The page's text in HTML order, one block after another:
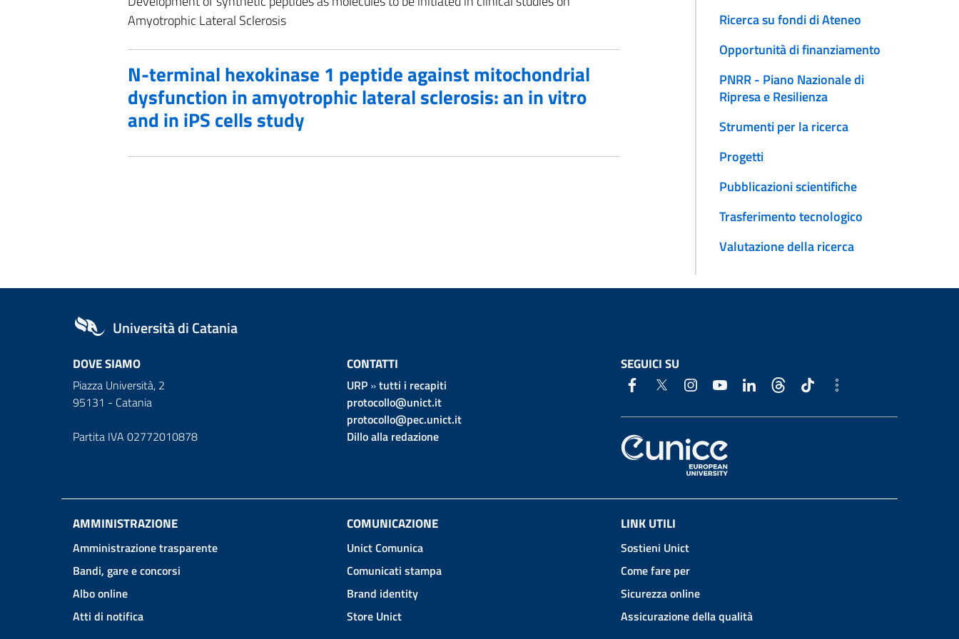
Amyotrophic Lateral Sclerosis
N-terminal hexokinase 1 peptide against mitochondrial
dysfunction in amyotrophic lateral sclerosis: an in vitro
and in iPS cells study
Ricerca su fondi di Ateneo
Opportunità di finanziamento
PNRR - Piano Nazionale di
Ripresa e Resilienza
Strumenti per la ricerca
Progetti
Pubblicazioni scientifiche
Trasferimento tecnologico
Valutazione della ricerca
Università di Catania
DOVE SIAMO
Piazza Università, 2
95131 - Catania
Partita IVA 02772010878
CONTATTI
URP»tutti i recapiti
protocollo@unict.it
protocollo@pec.unict.it
Dillo alla redazione
SEGUICI SU
AMMINISTRAZIONE
Amministrazione trasparente
Bandi, gare e concorsi
Albo online
Atti di notifica
COMUNICAZIONE
Unict Comunica
Comunicati stampa
Brand identity
Store Unict
LINK UTILI
Sostieni Unict
Come fare per
Sicurezza online
Assicurazione della qualità